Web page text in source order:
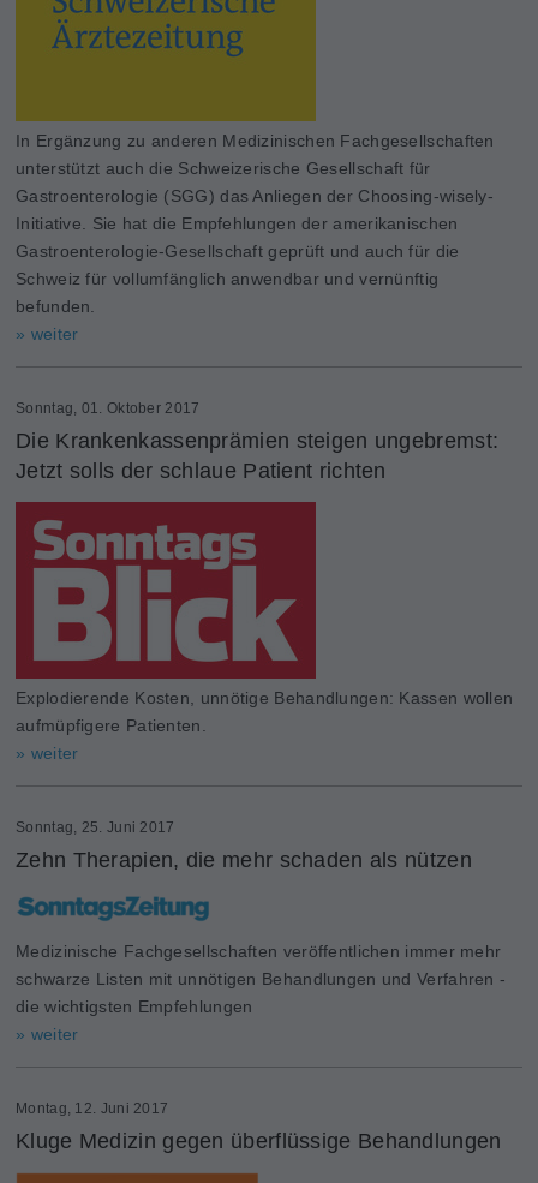
In Ergänzung zu anderen Medizinischen Fachgesellschaften
unterstützt auch die Schweizerische Gesellschaft für
Gastroenterologie (SGG) das Anliegen der Choosing-wisely-
Initiative. Sie hat die Empfehlungen der amerikanischen
Gastroenterologie-Gesellschaft geprüft und auch für die
Schweiz für vollumfänglich anwendbar und vernünftig
befunden.
» weiter
Sonntag, 01. Oktober 2017
Die Krankenkassenprämien steigen ungebremst:
Jetzt solls der schlaue Patient richten
Explodierende Kosten, unnötige Behandlungen: Kassen wollen
aufmüpfigere Patienten.
» weiter
Sonntag, 25. Juni 2017
Zehn Therapien, die mehr schaden als nützen
Medizinische Fachgesellschaften veröffentlichen immer mehr
schwarze Listen mit unnötigen Behandlungen und Verfahren -
die wichtigsten Empfehlungen
» weiter
Montag, 12. Juni 2017
Kluge Medizin gegen überflüssige Behandlungen